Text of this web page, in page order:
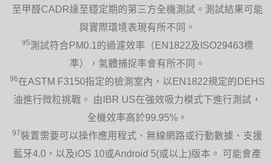
至甲醛CADR達至穩定期的第三方全機測試。測試結果可能
與實際環境表現有所不同。
95測試符合PM0.1的過濾效率（EN1822及ISO29463標
準），氣體捕捉率會有所不同。
96在ASTM F3150指定的檢測室內，以EN1822規定的DEHS
油進行微粒挑戰。 由IBR US在強效吸力模式下進行測試，
全機效率高於99.95%。
97裝置需要可以操作應用程式、無線網路或行動數據、支援
藍牙4.0，以及iOS 10或Android 5(或以上)版本。 可能會產